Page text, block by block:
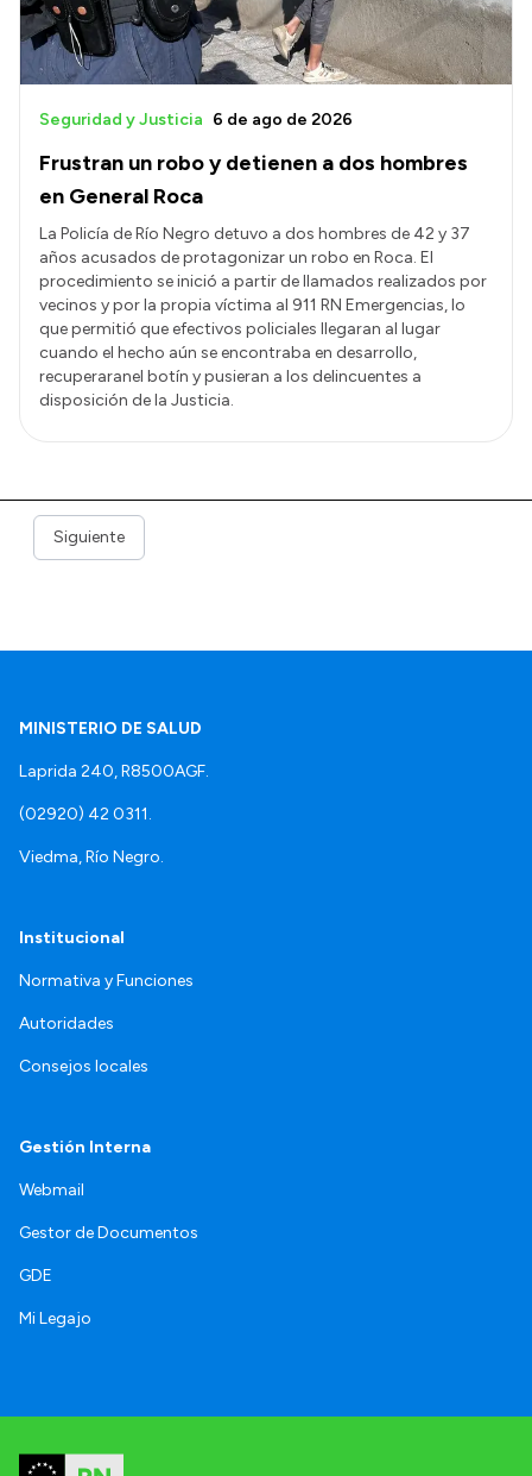
Frustran un robo y detienen a dos hombres
en General Roca
Seguridad y Justicia 6 de ago de 2026
La Policía de Río Negro detuvo a dos hombres de 42 y 37
años acusados de protagonizar un robo en Roca. El
procedimiento se inició a partir de llamados realizados por
vecinos y por la propia víctima al 911 RN Emergencias, lo
que permitió que efectivos policiales llegaran al lugar
cuando el hecho aún se encontraba en desarrollo,
recuperaranel botín y pusieran a los delincuentes a
disposición de la Justicia.
Siguiente
MINISTERIO DE SALUD
Laprida 240, R8500AGF.
(02920) 42 0311.
Viedma, Río Negro.
Institucional
Normativa y Funciones
Autoridades
Consejos locales
Gestión Interna
Webmail
Gestor de Documentos
GDE
Mi Legajo